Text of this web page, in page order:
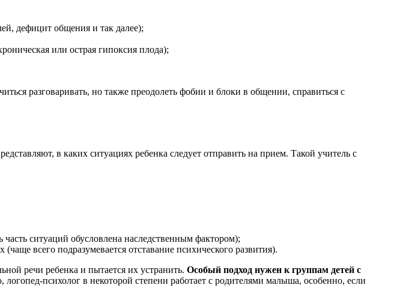
дефицит общения и так далее);
или острая гипоксия плода);
разговаривать, но также преодолеть фобии и блоки в общении, справиться с
в каких ситуациях ребенка следует отправить на прием. Такой учитель с
ситуаций обусловлена наследственным фактором);
всего подразумевается отставание психического развития).
речи ребенка и пытается их устранить. Особый подход нужен к группам детей с
психолог в некоторой степени работает с родителями малыша, особенно, если